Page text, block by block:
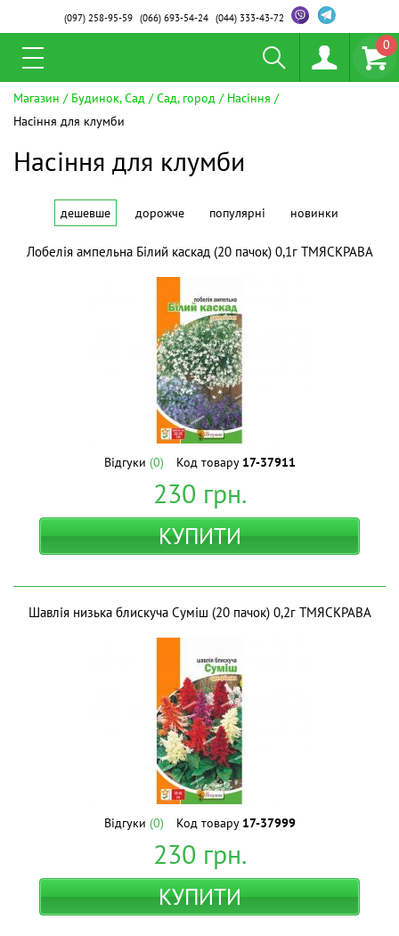
(097)258-95-59 (066)693-54-24 (044)333-43-72
0
Магазин Будинок, Сад Сад, город
Насіння
Насіння для клумби
Насіння для клумби
дешевше дорожче популярні новинки
Лобелія ампельна Білий каскад (20 пачок) 0,1г ТМЯСКРАВА
Відгуки (0) Код товару 17-37911
230 грн.
КУПИТИ
Шавлія низька блискуча Суміш (20 пачок) 0,2г ТМЯСКРАВА
Відгуки (0) Код товару 17-37999
230 грн.
КУПИТИ